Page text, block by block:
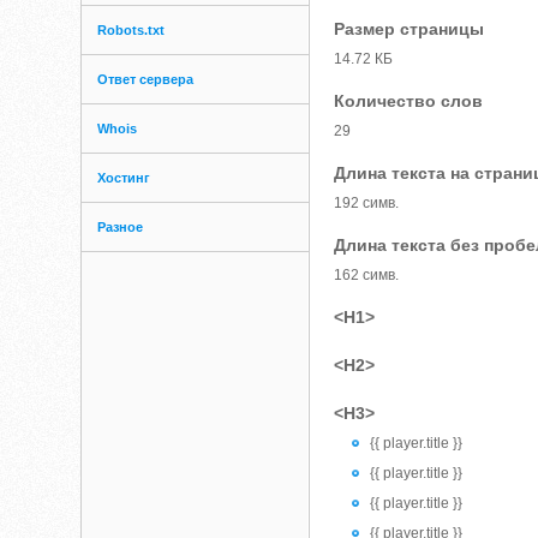
Robots.txt
Ответ сервера
Whois
Хостинг
Разное
Размер страницы
14.72 КБ
Количество слов
29
Длина текста на
192 симв.
Длина текста без
162 симв.
<H1>
<H2>
<H3>
{{ player.title }}
{{ player.title }}
{{ player.title }}
{{ player.title }}